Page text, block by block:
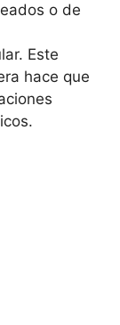
o de
Este
hace que